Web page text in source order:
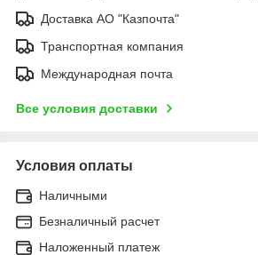
Доставка АО "Казпочта"
Транспортная компания
Международная почта
Все условия доставки
Условия оплаты
Наличными
Безналичный расчет
Наложенный платеж